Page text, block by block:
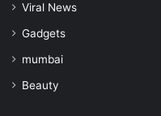
Viral News
Gadgets
mumbai
Beauty